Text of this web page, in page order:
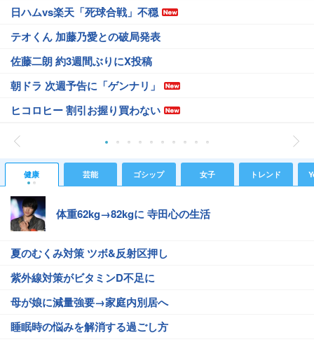
日ハムvs楽天「死球合戦」不穏
テオくん 加藤乃愛との破局発表
佐藤二朗 約3週間ぶりにX投稿
朝ドラ 次週予告に「ゲンナリ」
ヒコロヒー 割引お握り買わない
健康 芸能 ゴシップ 女子 トレンド
体重62kg→82kgに 寺田心の生活
夏のむくみ対策 ツボ&反射区押し
紫外線対策がビタミンD不足に
母が娘に減量強要→家庭内別居へ
睡眠時の悩みを解消する過ごし方